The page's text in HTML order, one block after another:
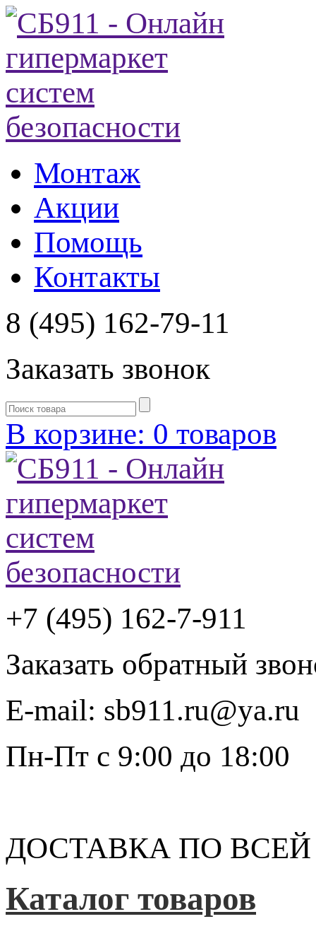
Монтаж
Акции
Помощь
Контакты
8 (495) 162-79-11
Заказать звонок
В корзине: 0 товаров
+7 (495) 162-7-911
Заказать обратный
E-mail: sb911.ru@ya.ru
Пн-Пт с 9:00 до 18:00
ДОСТАВКА ПО
Каталог товаров